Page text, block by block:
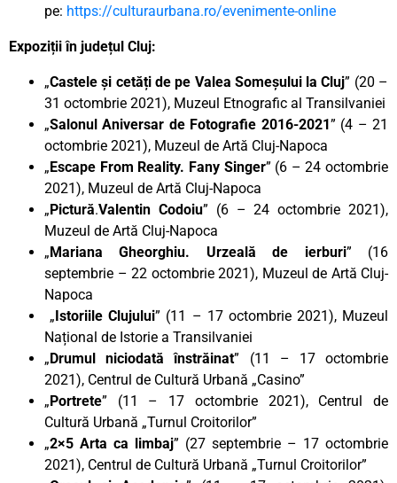
pe: https://culturaurbana.ro/evenimente-online
Expoziții în județul Cluj:
„Castele și cetăți de pe Valea Someșului la Cluj” (20 –
31 octombrie 2021), Muzeul Etnografic al Transilvaniei
„Salonul Aniversar de Fotografie 2016-2021” (4 – 21
octombrie 2021), Muzeul de Artă Cluj-Napoca
„Escape From Reality. Fany Singer” (6 – 24 octombrie
2021), Muzeul de Artă Cluj-Napoca
„Pictură.Valentin Codoiu” (6 – 24 octombrie 2021),
Muzeul de Artă Cluj-Napoca
„Mariana Gheorghiu. Urzeală de ierburi” (16
septembrie – 22 octombrie 2021), Muzeul de Artă Cluj-
Napoca
„Istoriile Clujului” (11 – 17 octombrie 2021), Muzeul
Național de Istorie a Transilvaniei
„Drumul niciodată înstrăinat” (11 – 17 octombrie
2021), Centrul de Cultură Urbană „Casino”
„Portrete” (11 – 17 octombrie 2021), Centrul de
Cultură Urbană „Turnul Croitorilor”
„2×5 Arta ca limbaj” (27 septembrie – 17 octombrie
2021), Centrul de Cultură Urbană „Turnul Croitorilor”